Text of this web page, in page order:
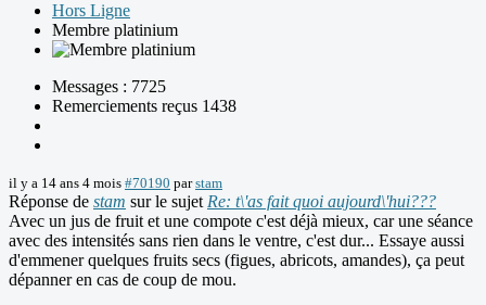
Hors Ligne
Membre platinium
Messages : 7725
Remerciements reçus 1438
il y a 14 ans 4 mois #70190 parstam
Réponse de stam sur le sujet Re: t\'as fait quoi aujourd\'hui???
Avec un jus de fruit et une compote c'est déjà mieux, car une séance
avec des intensités sans rien dans le ventre, c'est dur... Essaye aussi
d'emmener quelques fruits secs (figues, abricots, amandes), ça peut
dépanner en cas de coup de mou.